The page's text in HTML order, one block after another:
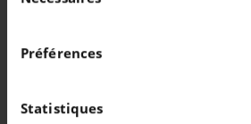
consultant la Déclaration relative
Collecter des informations
Préférences
Statistiques
Q3 Sportback 1.5 TFSI MHEV Advanced S